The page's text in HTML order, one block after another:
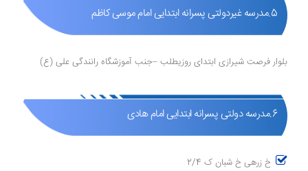
5.مدرسه غیردولتی پسرانه ابتدایی امام موسی کاظم
بلوار فرصت شیرازی ابتدای روزیطلب –جنب آموزشگاه رانندگی علی (ع)
6.مدرسه دولتی پسرانه ابتدایی امام هادی
خ زرهی خ شبان ک 2/4